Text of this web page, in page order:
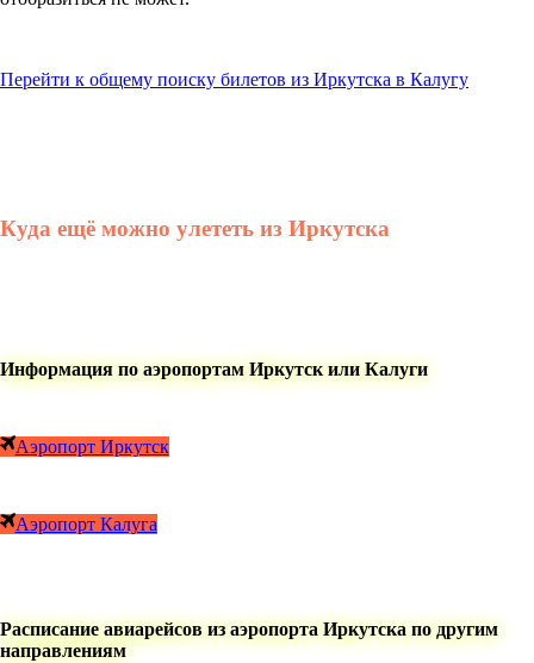
Перейти к общему поиску билетов из Иркутска в Калугу
Куда ещё можно улететь из Иркутска
Информация по аэропортам Иркутск или Калуги
Аэропорт Иркутск
Аэропорт Калуга
Расписание авиарейсов из аэропорта Иркутска по другим
направлениям